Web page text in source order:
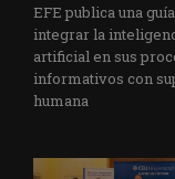
EFE publica una
integrar la
artificial en sus
informativos con
humana